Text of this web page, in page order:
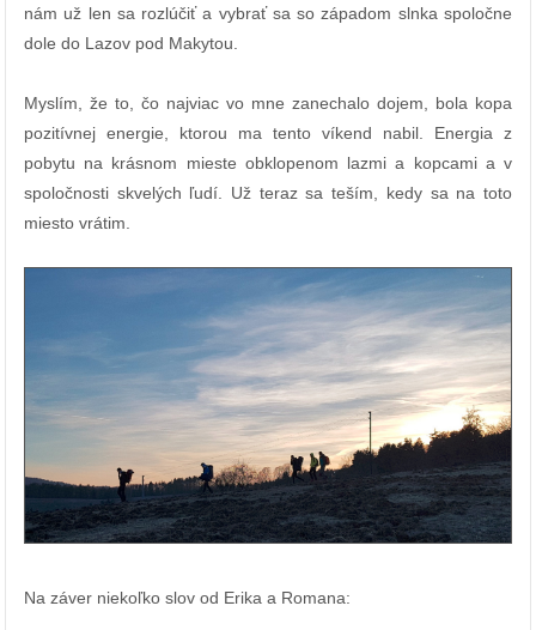
nám už len sa rozlúčiť a vybrať sa so západom slnka spoločne
dole do Lazov pod Makytou.
Myslím, že to, čo najviac vo mne zanechalo dojem, bola kopa
pozitívnej energie, ktorou ma tento víkend nabil. Energia z
pobytu na krásnom mieste obklopenom lazmi a kopcami a v
spoločnosti skvelých ľudí. Už teraz sa teším, kedy sa na toto
miesto vrátim.
Na záver niekoľko slov od Erika a Romana: